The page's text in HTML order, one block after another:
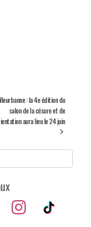
: la 4e édition du
salon de la césure et de
aura lieu le 24 juin